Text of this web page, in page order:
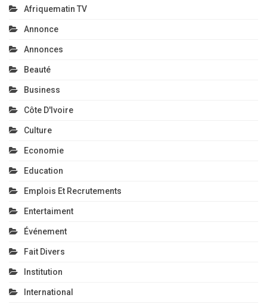
Afriquematin TV
Annonce
Annonces
Beauté
Business
Côte D'Ivoire
Culture
Economie
Education
Emplois Et Recrutements
Entertaiment
Événement
Fait Divers
Institution
International